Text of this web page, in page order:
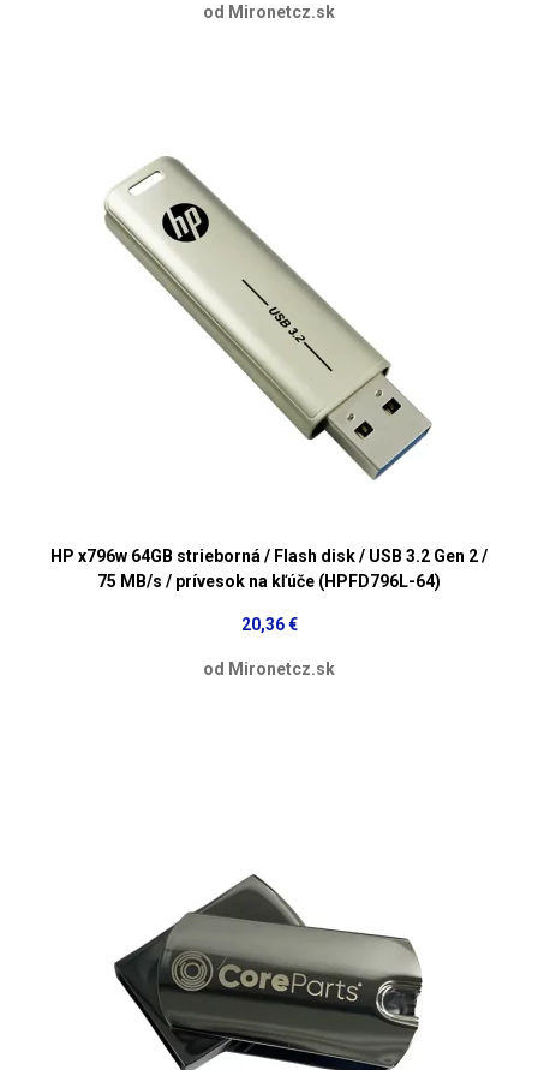
od Mironetcz.sk
HP x796w 64GB strieborná / Flash disk / USB 3.2 Gen 2 /
75 MB/s / prívesok na kľúče (HPFD796L-64)
20,36 €
od Mironetcz.sk